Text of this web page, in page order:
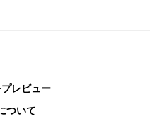
レビュー
ついて